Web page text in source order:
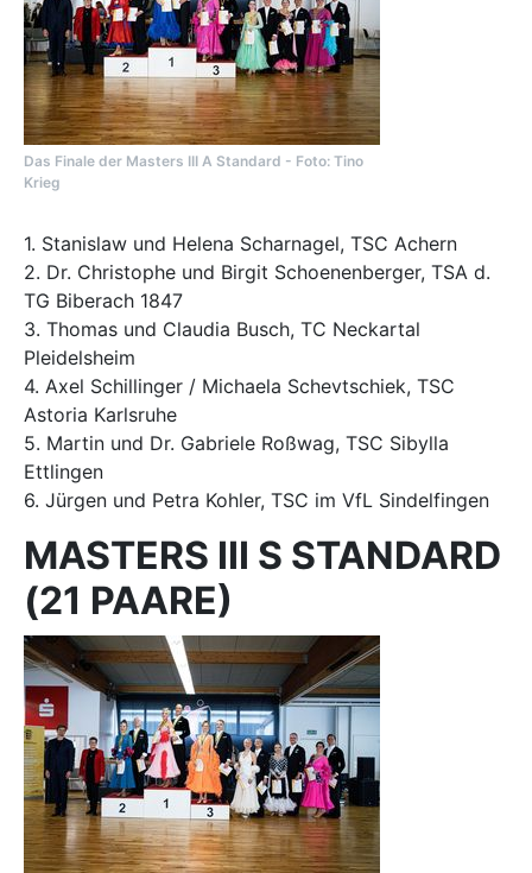
Das Finale der Masters III A Standard - Foto: Tino
Krieg
​​​​​​1. Stanislaw und Helena Scharnagel, TSC Achern
2. Dr. Christophe und Birgit Schoenenberger, TSA d.
TG Biberach 1847
3. Thomas und Claudia Busch, TC Neckartal
Pleidelsheim
4. Axel Schillinger / Michaela Schevtschiek, TSC
Astoria Karlsruhe
5. Martin und Dr. Gabriele Roßwag, TSC Sibylla
Ettlingen
6. Jürgen und Petra Kohler, TSC im VfL Sindelfingen
MASTERS III S STANDARD
(21 PAARE)